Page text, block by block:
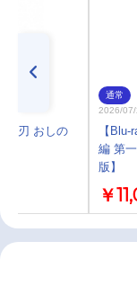
の刃 おしの
通常
2026/
【
編 第
版】
￥